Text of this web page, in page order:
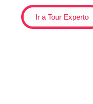
Ir a Tour Experto